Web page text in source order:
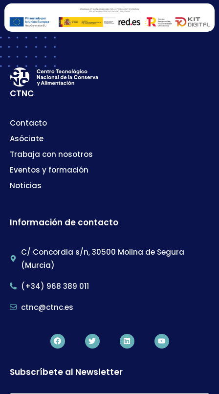
CTNC
Contacto
Asóciate
Trabaja con nosotros
Eventos y formación
Noticias
Información de contacto
C/ Concordia s/n, 30500 Molina de Segura
(Murcia)
(+34) 968 389 011
ctnc@ctnc.es
Subscríbete al Newsletter